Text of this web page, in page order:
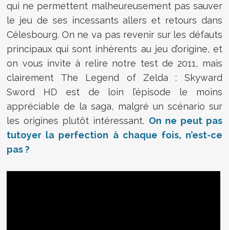
qui ne permettent malheureusement pas sauver
le jeu de ses incessants allers et retours dans
Célesbourg. On ne va pas revenir sur les défauts
principaux qui sont inhérents au jeu d’origine, et
on vous invite à relire notre test de 2011, mais
clairement The Legend of Zelda : Skyward
Sword HD est de loin l’épisode le moins
appréciable de la saga, malgré un scénario sur
les origines plutôt intéressant. On ne peut pas
tutoyer la perfection à chaque fois, n’est-ce
pas ?